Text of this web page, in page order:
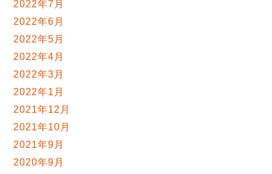
2022年7月
2022年6月
2022年5月
2022年4月
2022年3月
2022年1月
2021年12月
2021年10月
2021年9月
2020年9月